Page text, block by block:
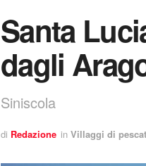
Santa
dagli
Siniscola
di Redazione in Villaggi di